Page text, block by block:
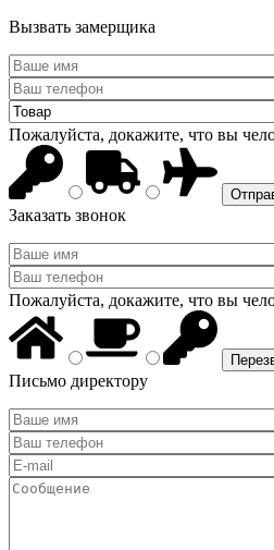
Вызвать замерщика
Пожалуйста, докажите, что вы
Заказать звонок
Пожалуйста, докажите, что вы
Письмо директору